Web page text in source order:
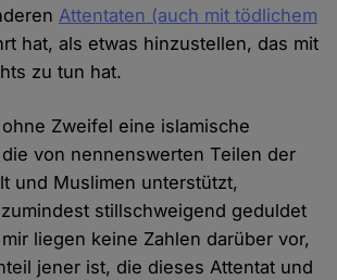
Attentaten (auch mit tödlichem
hat, als etwas hinzustellen, das mit
zu tun hat.
Zweifel eine islamische
von nennenswerten Teilen der
und Muslimen unterstützt,
stillschweigend geduldet
liegen keine Zahlen darüber vor,
jener ist, die dieses Attentat und